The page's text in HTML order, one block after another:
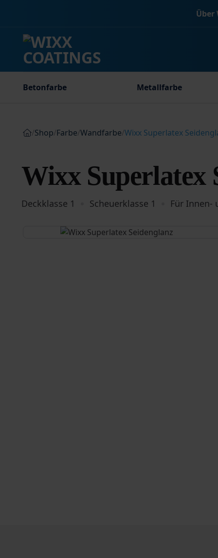
Über
Betonfarbe Metallfarbe
/Shop/Farbe/Wandfarbe/Wixx Superlatex
Wixx Superlatex
Deckklasse 1 Scheuerklasse 1 Für Innen-